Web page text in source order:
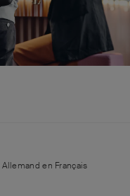
Allemand en Français